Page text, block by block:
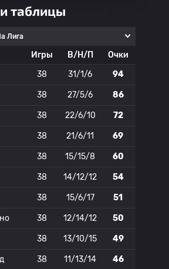
таблицы
Лига
Игры В/Н/П
Очки
38 31/1/6 94
38 27/5/6 86
38 22/6/10 72
38 21/6/11 69
38 15/15/8 60
38 14/12/12 54
38 15/6/17 51
38 12/14/12 50
38 13/10/15 49
38 11/13/14 46